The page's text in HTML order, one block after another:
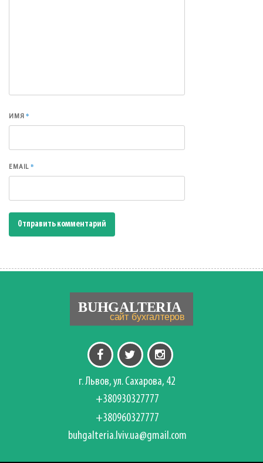
ИМЯ*
EMAIL*
г. Львов, ул. Сахарова, 42
+380930327777
+380960327777
buhgalteria.lviv.ua@gmail.com